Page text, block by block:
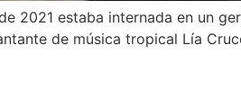
2021 estaba internada en un
de música tropical Lía